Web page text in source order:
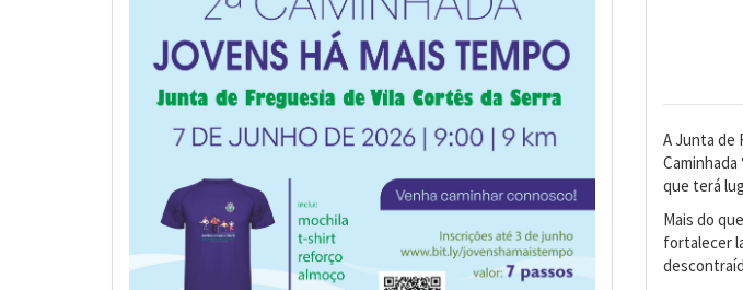
A Junta de
que terá
Mais do
fortalecer